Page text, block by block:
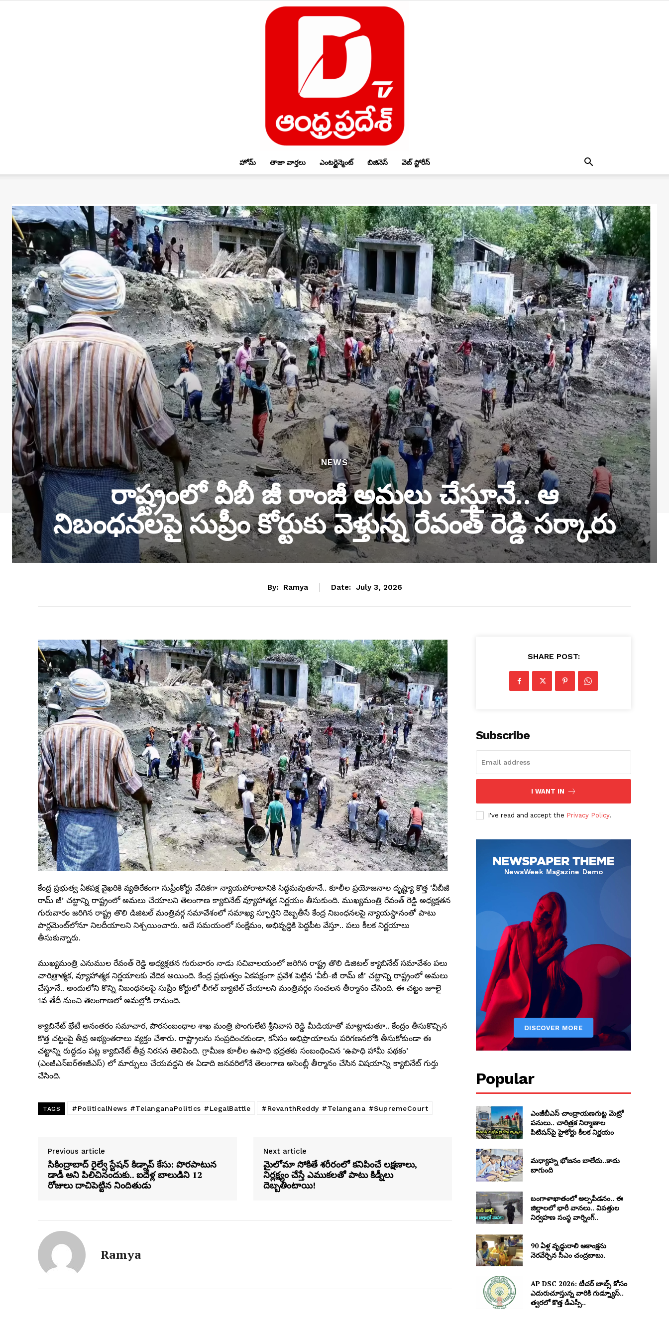
Andhrapradesh
హోమ్ తాజా వార్తలు ఎంటర్టైన్మెంట్ బిజినెస్ వెబ్ స్టోరీస్
NEWS
రాష్ట్రంలో వీబీ జీ రాంజీ అమలు చేస్తూనే.. ఆ
నిబంధనలపై సుప్రీం కోర్టుకు వెళ్తున్న రేవంత్ రెడ్డి సర్కారు
By: Ramya Date: July 3, 2026
కేంద్ర ప్రభుత్వ ఏకపక్ష వైఖరికి వ్యతిరేకంగా సుప్రీంకోర్టు వేదికగా న్యాయపోరాటానికి సిద్ధమవుతూనే.. కూలీల ప్రయోజనాల దృష్ట్యా కొత్త ‘వీబీజీ
రామ్ జీ’ చట్టాన్ని రాష్ట్రంలో అమలు చేయాలని తెలంగాణ క్యాబినేట్ వ్యూహాత్మక నిర్ణయం తీసుకుంది. ముఖ్యమంత్రి రేవంత్ రెడ్డి అధ్యక్షతన
గురువారం జరిగిన రాష్ట్ర తొలి డిజిటల్ మంత్రివర్గ సమావేశంలో సమాఖ్య స్ఫూర్తిని దెబ్బతీసే కేంద్ర నిబంధనలపై న్యాయస్థానంతో పాటు
పార్లమెంట్‌లోనూ నిలదీయాలని నిశ్చయించారు. అదే సమయంలో సంక్షేమం, అభివృద్ధికి పెద్దపీట వేస్తూ.. పలు కీలక నిర్ణయాలు
తీసుకున్నారు.
ముఖ్యమంత్రి ఎనుముల రేవంత్ రెడ్డి అధ్యక్షతన గురువారం నాడు సచివాలయంలో జరిగిన రాష్ట్ర తొలి డిజిటల్ క్యాబినేట్ సమావేశం పలు
చారిత్రాత్మక, వ్యూహాత్మక నిర్ణయాలకు వేదిక అయింది. కేంద్ర ప్రభుత్వం ఏకపక్షంగా ప్రవేశ పెట్టిన ‘వీబీ-జీ రామ్ జీ’ చట్టాన్ని రాష్ట్రంలో అమలు
చేస్తూనే.. అందులోని కొన్ని నిబంధనలపై సుప్రీం కోర్టులో లీగల్ బ్యాటిల్ చేయాలని మంత్రివర్గం సంచలన తీర్మానం చేసింది. ఈ చట్టం జూలై
1వ తేదీ నుంచి తెలంగాణలో అమల్లోకి రానుంది.
క్యాబినేట్ భేటీ అనంతరం సమాచార, పౌరసంబంధాల శాఖ మంత్రి పొంగులేటి శ్రీనివాస రెడ్డి మీడియాతో మాట్లాడుతూ.. కేంద్రం తీసుకొచ్చిన
కొత్త చట్టంపై తీవ్ర అభ్యంతరాలు వ్యక్తం చేశారు. రాష్ట్రాలను సంప్రదించకుండా, కనీసం అభిప్రాయాలను పరిగణనలోకి తీసుకోకుండా ఈ
చట్టాన్ని రుద్దడం పట్ల క్యాబినేట్ తీవ్ర నిరసన తెలిపింది. గ్రామీణ కూలీల ఉపాధి భద్రతకు సంబంధించిన ‘ఉపాధి హామీ పథకం’
(ఎంజీఎన్ఐర్‌ఈజీఎస్) లో మార్పులు చేయవద్దని ఈ ఏడాది జనవరిలోనే తెలంగాణ అసెంబ్లీ తీర్మానం చేసిన విషయాన్ని క్యాబినేట్ గుర్తు
చేసింది.
TAGS #PoliticalNews #TelanganaPolitics #LegalBattle #RevanthReddy #Telangana #SupremeCourt
Previous article
సికింద్రాబాద్ రైల్వే స్టేషన్ కిడ్నాప్ కేసు: పొరపాటున
డాడీ అని పిలిచినందుకు.. ఐదేళ్ల బాలుడిని 12
రోజులు దాచిపెట్టిన నిందితుడు
Next article
మైలోమా సోకితే శరీరంలో కనిపించే లక్షణాలు,
నిర్లక్ష్యం చేస్తే ఎముకలతో పాటు కిడ్నీలు
దెబ్బతింటాయి!
Ramya
SHARE POST:
Subscribe
I WANT IN
I've read and accept the Privacy Policy.
Popular
ఎంజీబీఎస్ చాంద్రాయణగుట్ట మెట్రో
పనులు.. చారిత్రక నిర్మాణాల
పిటిషన్‌పై హైకోర్టు కీలక నిర్ణయం
మధ్యాహ్న భోజనం బాలేదు..కాదు
బాగుంది
బంగాళాఖాతంలో అల్పపీడనం.. ఈ
జిల్లాలలో భారీ వానలు.. విపత్తుల
నిర్వహణ సంస్థ వార్నింగ్..
90 ఏళ్ల వృద్ధురాలి ఆకాంక్షను
నెరవేర్చిన సీఎం చంద్రబాబు.
AP DSC 2026: టీచర్ జాబ్స్ కోసం
ఎదురుచూస్తున్న వారికి గుడ్న్యూస్..
త్వరలో కొత్త డీఎస్సీ..